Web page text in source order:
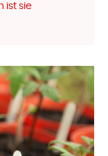
ist sie